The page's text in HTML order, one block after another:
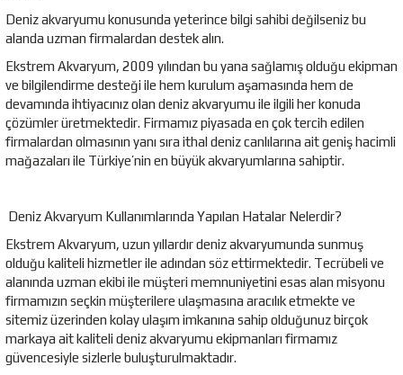
Deniz akvaryumu konusunda yeterince bilgi sahibi değilseniz bu
alanda uzman firmalardan destek alın.
Ekstrem Akvaryum, 2009 yılından bu yana sağlamış olduğu ekipman
ve bilgilendirme desteği ile hem kurulum aşamasında hem de
devamında ihtiyacınız olan deniz akvaryumu ile ilgili her konuda
çözümler üretmektedir. Firmamız piyasada en çok tercih edilen
firmalardan olmasının yanı sıra ithal deniz canlılarına ait geniş hacimli
mağazaları ile Türkiye’nin en büyük akvaryumlarına sahiptir.
Deniz Akvaryum Kullanımlarında Yapılan Hatalar Nelerdir?
Ekstrem Akvaryum, uzun yıllardır deniz akvaryumunda sunmuş
olduğu kaliteli hizmetler ile adından söz ettirmektedir. Tecrübeli ve
alanında uzman ekibi ile müşteri memnuniyetini esas alan misyonu
firmamızın seçkin müşterilere ulaşmasına aracılık etmekte ve
sitemiz üzerinden kolay ulaşım imkanına sahip olduğunuz birçok
markaya ait kaliteli deniz akvaryumu ekipmanları firmamız
güvencesiyle sizlerle buluşturulmaktadır.